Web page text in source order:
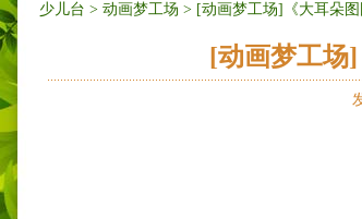
少儿台 > 动画梦工场 > [动画梦工场]《大耳朵
[动画梦工场